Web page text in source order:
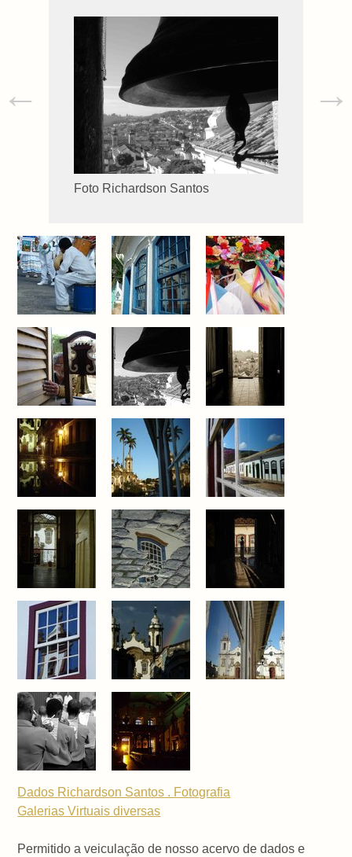
Foto Richardson Santos
← →
Dados Richardson Santos . Fotografia
Galerias Virtuaisdiversas
Permitido a veiculação de nosso acervo de dados e